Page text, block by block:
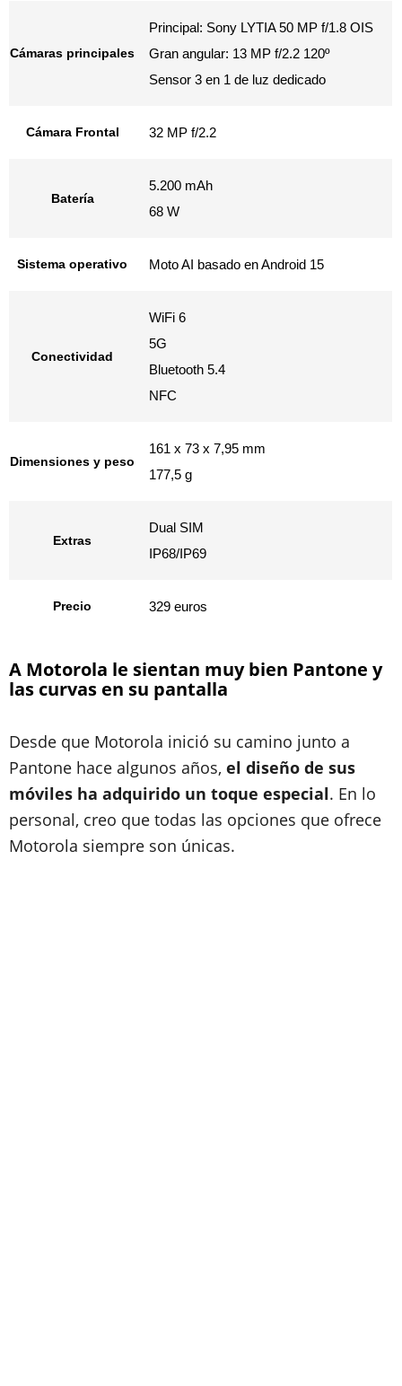
Cámaras principales
Principal: Sony LYTIA 50 MP f/1.8 OIS
Gran angular: 13 MP f/2.2 120º
Sensor 3 en 1 de luz dedicado
Cámara Frontal 32 MP f/2.2
Batería
5.200 mAh
68 W
Sistema operativo Moto AI basado en Android 15
Conectividad
WiFi 6
5G
Bluetooth 5.4
NFC
Dimensiones y peso
161 x 73 x 7,95 mm
177,5 g
Extras
Dual SIM
IP68/IP69
Precio 329 euros
A Motorola le sientan muy bien Pantone y
las curvas en su pantalla
Desde que Motorola inició su camino junto a
Pantone hace algunos años, el diseño de sus
móviles ha adquirido un toque especial. En lo
personal, creo que todas las opciones que ofrece
Motorola siempre son únicas.